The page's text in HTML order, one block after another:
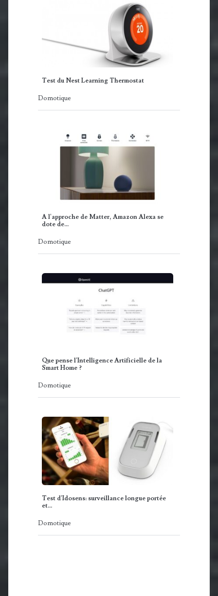
Test du Nest Learning Thermostat
Domotique
A l'approche de Matter, Amazon Alexa se
dote de…
Domotique
Que pense l'Intelligence Artificielle de la
Smart Home ?
Domotique
Test d'Idosens: surveillance longue portée
et…
Domotique